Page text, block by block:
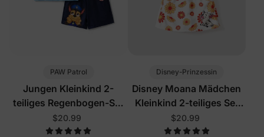
PAW Patrol
Jungen Kleinkind 2-
teiliges Regenbogen-Set
Blau
$20.99
Disney-Prinzessin
Disney Moana Mädchen
Kleinkind 2-teiliges Set
Weiß
$20.99